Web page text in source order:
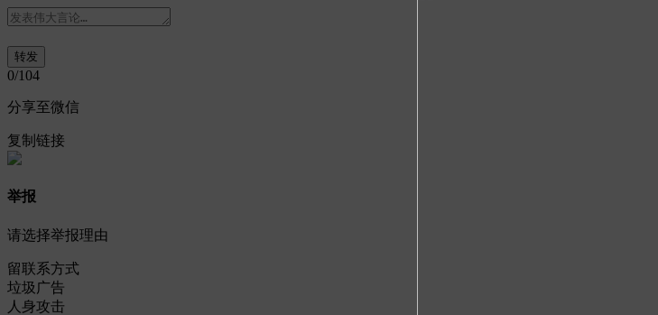
0/104
分享至微信
复制链接
举报
请选择举报理由
留联系方式
垃圾广告
人身攻击